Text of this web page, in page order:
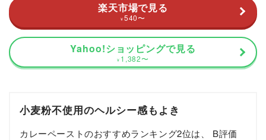
楽天市場で見る
¥ 540〜
Yahoo!ショッピングで見る
¥ 1,382〜
小麦粉不使用のヘルシー感もよき
カレーペーストのおすすめランキング2位は、 B評価